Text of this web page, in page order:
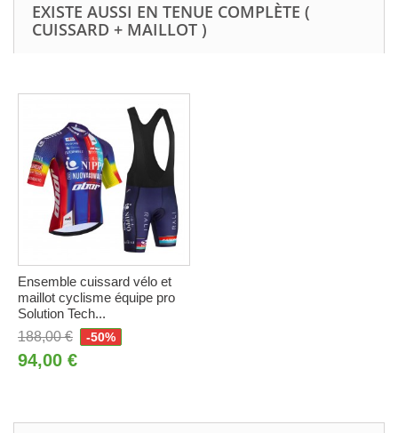
EXISTE AUSSI EN TENUE COMPLÈTE (
CUISSARD + MAILLOT )
Ensemble cuissard vélo et
maillot cyclisme équipe pro
Solution Tech...
188,00 €
-50%
94,00 €